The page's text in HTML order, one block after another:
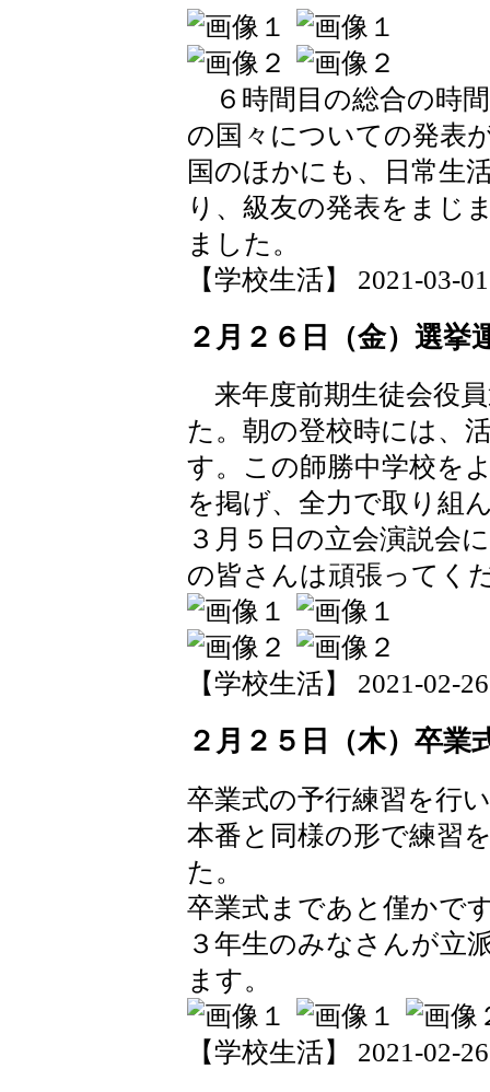
６時間目の総合の時
の国々についての発表
国のほかにも、日常生
り、級友の発表をまじ
ました。
【学校生活】 2021-03-
２月２６日（金）選挙
来年度前期生徒会役
た。朝の登校時には、
す。この師勝中学校を
を掲げ、全力で取り組
３月５日の立会演説会
の皆さんは頑張ってく
【学校生活】 2021-02-
２月２５日（木）卒業
卒業式の予行練習を行
本番と同様の形で練習
た。
卒業式まであと僅かで
３年生のみなさんが立
ます。
【学校生活】 2021-02-